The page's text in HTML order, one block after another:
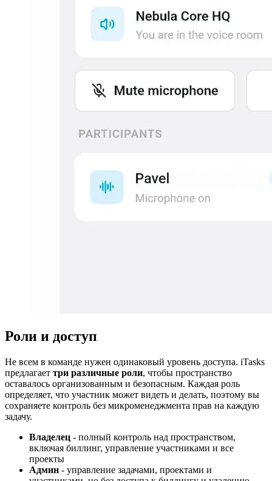
Роли и доступ
Не всем в команде нужен одинаковый уровень доступа. iTasks
предлагает три различные роли, чтобы пространство
оставалось организованным и безопасным. Каждая роль
определяет, что участник может видеть и делать, поэтому вы
сохраняете контроль без микроменеджмента прав на каждую
задачу.
Владелец - полный контроль над пространством,
включая биллинг, управление участниками и все
проекты
Админ - управление задачами, проектами и